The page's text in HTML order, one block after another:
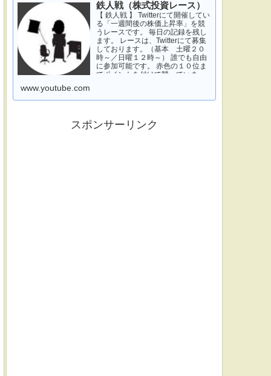
鉄人戦（株式投資レース）
【 鉄人戦 】 Twitterにて開催してい
る「一週間後の株価上昇率」を競
うレースです。 毎日の記録を残し
ます。 レースは、Twitterにて募集
しております。（基本 土曜２０
時～／日曜１２時～） 誰でも自由
に参加可能です。 赤色の１０位ま
でポイントを付けて競っていま
www.youtube.com
スポンサーリンク